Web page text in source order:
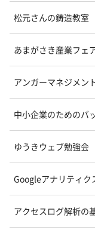
松元さんの鋳造教室
あまがさき産業フェ
アンガーマネジメン
中小企業のためのバ
ゆうきウェブ勉強会
Googleアナリティク
アクセスログ解析の